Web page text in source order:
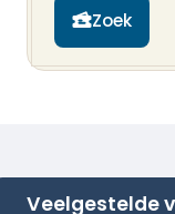
Zoek
Veelgestelde